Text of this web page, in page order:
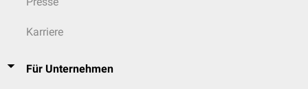
Karriere
Für Unternehmen